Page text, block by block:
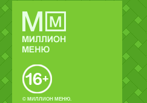
© МИЛЛИОН МЕНЮ.